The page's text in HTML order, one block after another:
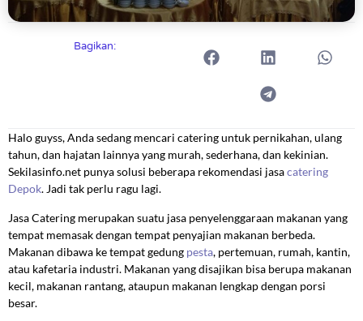
Bagikan:
Halo guyss, Anda sedang mencari catering untuk pernikahan, ulang
tahun, dan hajatan lainnya yang murah, sederhana, dan kekinian.
Sekilasinfo.net punya solusi beberapa rekomendasi jasacatering
Depok. Jadi tak perlu ragu lagi.
Jasa Catering merupakan suatu jasa penyelenggaraan makanan yang
tempat memasak dengan tempat penyajian makanan berbeda.
Makanan dibawa ke tempat gedung pesta, pertemuan, rumah, kantin,
atau kafetaria industri. Makanan yang disajikan bisa berupa makanan
kecil, makanan rantang, ataupun makanan lengkap dengan porsi
besar.